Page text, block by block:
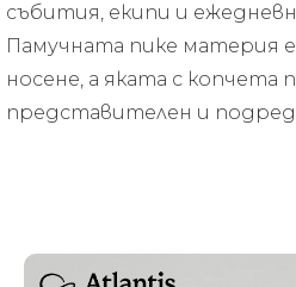
събития, екипи и
Памучната пике материя
носене, а яката с копчета
представителен и